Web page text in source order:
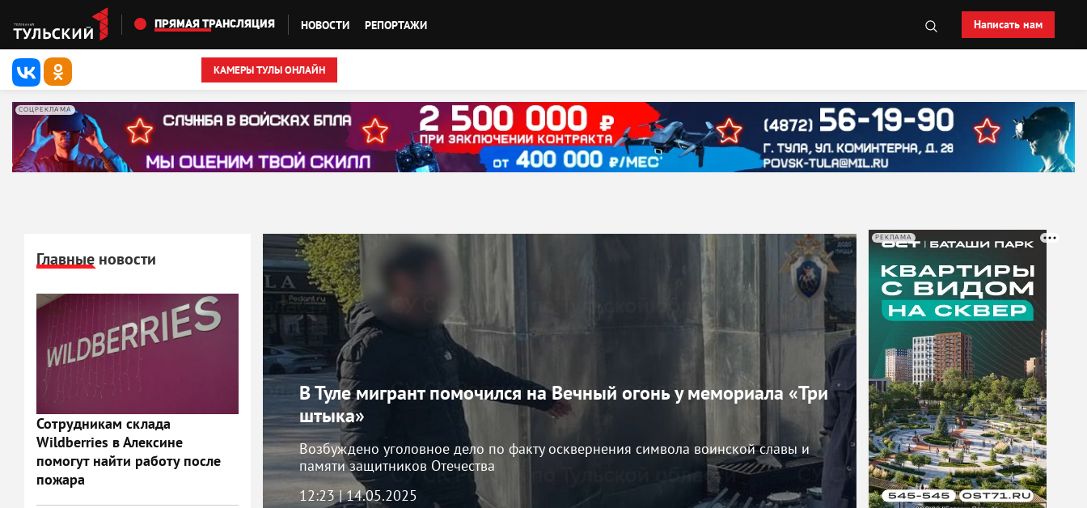
Перейти к основному содержанию
ПРЯМАЯ ТРАНСЛЯЦИЯ НОВОСТИ РЕПОРТАЖИ Написать нам
КАМЕРЫ ТУЛЫ ОНЛАЙН
СОЦРЕКЛАМА
Главные новости
Сотрудникам склада
Wildberries в Алексине
помогут найти работу после
пожара
В Туле мигрант помочился на Вечный огонь у мемориала «Три
штыка»
Возбуждено уголовное дело по факту осквернения символа воинской славы и
памяти защитников Отечества
12:23 | 14.05.2025
РЕКЛАМА